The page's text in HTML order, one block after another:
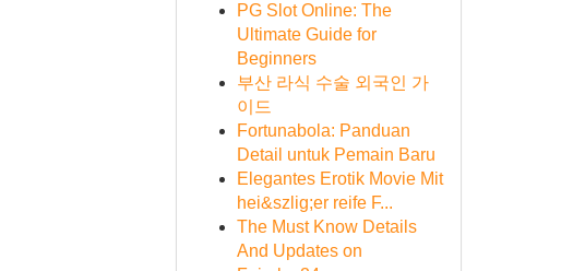
PG Slot Online: The
Ultimate Guide for
Beginners
부산 라식 수술 외국인 가
이드
Fortunabola: Panduan
Detail untuk Pemain Baru
Elegantes Erotik Movie Mit
hei&szlig;er reife F...
The Must Know Details
And Updates on